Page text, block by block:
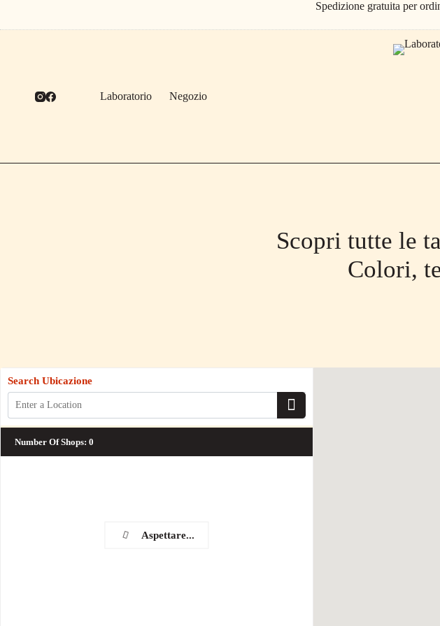
contenuto
Spedizione gratuita per
Laboratorio Negozio
Scopri tutte le
Colori,
Aspettare...
Search Ubicazione
Number Of Shops: 0